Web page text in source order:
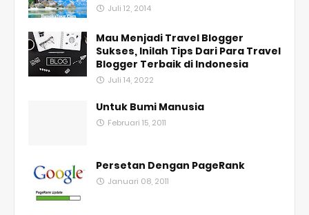
Juli 12, 2014
Mau Menjadi Travel Blogger
Sukses, Inilah Tips Dari Para Travel
Blogger Terbaik di Indonesia
Juli 14, 2022
Untuk Bumi Manusia
Februari 15, 2011
Persetan Dengan PageRank
Januari 08, 2011